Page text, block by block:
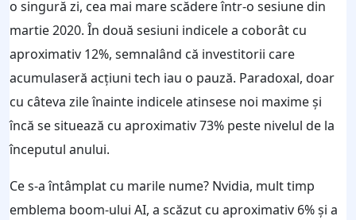
o singură zi, cea mai mare scădere într-o sesiune din
martie 2020. În două sesiuni indicele a coborât cu
aproximativ 12%, semnalând că investitorii care
acumulaseră acțiuni tech iau o pauză. Paradoxal, doar
cu câteva zile înainte indicele atinsese noi maxime și
încă se situează cu aproximativ 73% peste nivelul de la
începutul anului.
Ce s-a întâmplat cu marile nume? Nvidia, mult timp
emblema boom-ului AI, a scăzut cu aproximativ 6% și a